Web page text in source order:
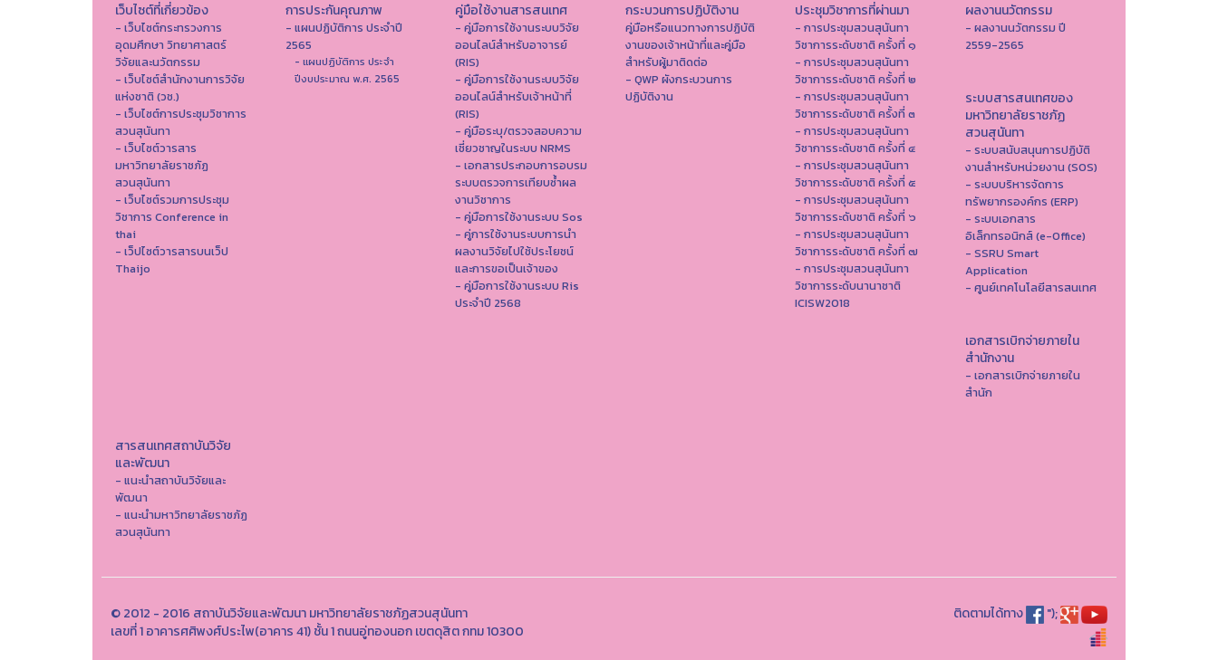
เว็บไซต์ที่เกี่ยวข้อง
- เว็บไซต์กระทรวงการ
อุดมศึกษา วิทยาศาสตร์
วิจัยและนวัตกรรม
- เว็บไซต์สำนักงานการวิจัย
แห่งชาติ (วช.)
- เว็บไซต์การประชุมวิชาการ
สวนสุนันทา
- เว็บไซต์วารสาร
มหาวิทยาลัยราชภัฏ
สวนสุนันทา
- เว็บไซต์รวมการประชุม
วิชาการ Conference in
thai
- เว็ปไซต์วารสารบนเว็ป
Thaijo
การประกันคุณภาพ
- แผนปฏิบัติการ ประจำปี
2565
- แผนปฏิบัติการ ประจำ
ปีงบประมาณ พ.ศ. 2565
คู่มือใช้งานสารสนเทศ
- คู่มือการใช้งานระบบวิจัย
ออนไลน์สำหรับอาจารย์
(RIS)
- คู่มือการใช้งานระบบวิจัย
ออนไลน์สำหรับเจ้าหน้าที่
(RIS)
- คู่มือระบุ/ตรวจสอบความ
เชี่ยวชาญในระบบ NRMS
- เอกสารประกอบการอบรม
ระบบตรวจการเทียบซ้ำผล
งานวิชาการ
- คู่มือการใช้งานระบบ Sos
- คู่การใช้งานระบบการนำ
ผลงานวิจัยไปใช้ประโยชน์
และการขอเป็นเจ้าของ
- คู่มือการใช้งานระบบ Ris
ประจำปี 2568
กระบวนการปฏิบัติงาน
คู่มือหรือแนวทางการปฏิบัติ
งานของเจ้าหน้าที่และคู่มือ
สำหรับผู้มาติดต่อ
- QWP ผังกระบวนการ
ปฏิบัติงาน
ประชุมวิชาการที่ผ่านมา
- การประชุมสวนสุนันทา
วิชาการระดับชาติ ครั้งที่ ๑
- การประชุมสวนสุนันทา
วิชาการระดับชาติ ครั้งที่ ๒
- การประชุมสวนสุนันทา
วิชาการระดับชาติ ครั้งที่ ๓
- การประชุมสวนสุนันทา
วิชาการระดับชาติ ครั้งที่ ๔
- การประชุมสวนสุนันทา
วิชาการระดับชาติ ครั้งที่ ๕
- การประชุมสวนสุนันทา
วิชาการระดับชาติ ครั้งที่ ๖
- การประชุมสวนสุนันทา
วิชาการระดับชาติ ครั้งที่ ๗
- การประชุมสวนสุนันทา
วิชาการระดับนานาชาติ
ICISW2018
ผลงานนวัตกรรม
- ผลงานนวัตกรรม ปี
2559-2565
ระบบสารสนเทศของ
มหาวิทยาลัยราชภัฏ
สวนสุนันทา
- ระบบสนับสนุนการปฏิบัติ
งานสำหรับหน่วยงาน (SOS)
- ระบบบริหารจัดการ
ทรัพยากรองค์กร (ERP)
- ระบบเอกสาร
อิเล็กทรอนิกส์ (e-Office)
- SSRU Smart
Application
- ศูนย์เทคโนโลยีสารสนเทศ
เอกสารเบิกจ่ายภายใน
สำนักงาน
- เอกสารเบิกจ่ายภายใน
สำนัก
สารสนเทศสถาบันวิจัย
และพัฒนา
- แนะนำสถาบันวิจัยและ
พัฒนา
- แนะนำมหาวิทยาลัยราชภัฏ
สวนสุนันทา
© 2012 - 2016 สถาบันวิจัยและพัฒนา มหาวิทยาลัยราชภัฏสวนสุนันทา
เลขที่ 1 อาคารศศิพงศ์ประไพ(อาคาร 41) ชั้น 1 ถนนอู่ทองนอก เขตดุสิต กทม 10300
ติดตามได้ทาง ");